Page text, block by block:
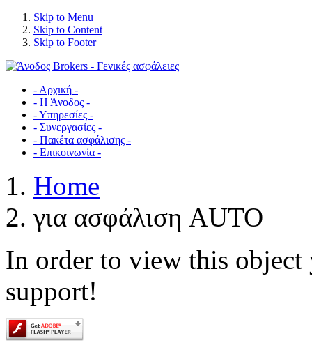
Skip to Menu
Skip to Content
Skip to Footer
- Αρχική -
- Η Άνοδος -
- Υπηρεσίες -
- Συνεργασίες -
- Πακέτα ασφάλισης -
- Επικοινωνία -
Home
για ασφάλιση AUTO
In order to view this object
support!